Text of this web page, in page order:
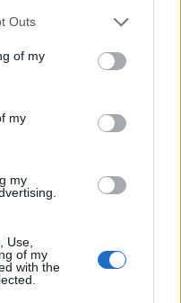
Outs
of my
my
my
Use,
of my
with the
és kalandorok